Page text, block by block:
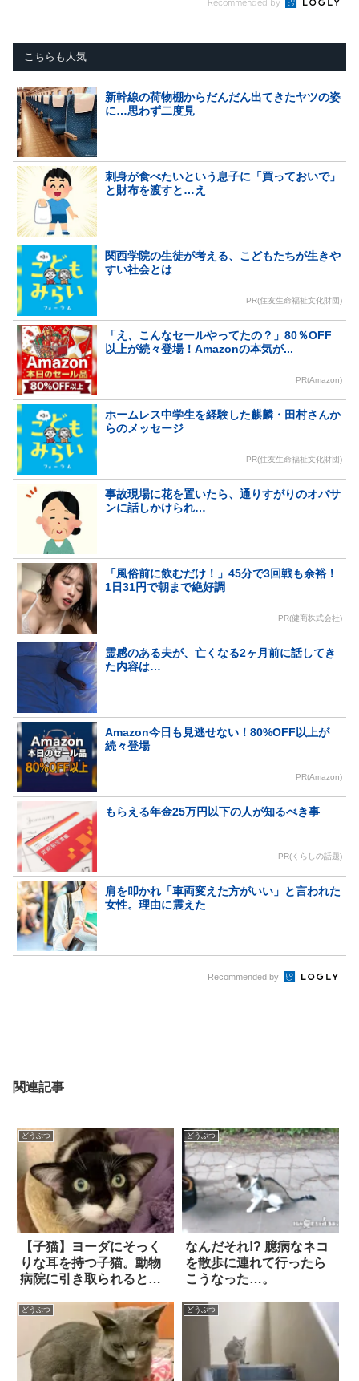
こちらも人気
新幹線の荷物棚からだんだん出てきたヤツの姿
に…思わず二度見
刺身が食べたいという息子に「買っておいで」
と財布を渡すと…え
関西学院の生徒が考える、こどもたちが生きや
すい社会とは
PR(住友生命福祉文化財団)
「え、こんなセールやってたの？」80％OFF
以上が続々登場！Amazonの本気が...
PR(Amazon)
ホームレス中学生を経験した麒麟・田村さんか
らのメッセージ
PR(住友生命福祉文化財団)
事故現場に花を置いたら、通りすがりのオバサ
ンに話しかけられ…
「風俗前に飲むだけ！」45分で3回戦も余裕！
1日31円で朝まで絶好調
PR(健商株式会社)
霊感のある夫が、亡くなる2ヶ月前に話してき
た内容は…
Amazon今日も見逃せない！80%OFF以上が
続々登場
PR(Amazon)
もらえる年金25万円以下の人が知るべき事
PR(くらしの話題)
肩を叩かれ「車両変えた方がいい」と言われた
女性。理由に震えた
Recommended by
関連記事
どうぶつ
【子猫】ヨーダにそっく
りな耳を持つ子猫。動物
病院に引き取られると、
フみんなを魅了した！
どうぶつ
なんだそれ!? 臆病なネコ
を散歩に連れて行ったら
こうなった…。
どうぶつ どうぶつ